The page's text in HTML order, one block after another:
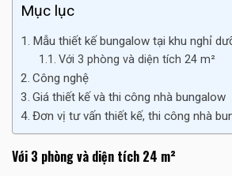
Mục lục
Mẫu thiết kế bungalow tại khu nghỉ
Với 3 phòng và diện tích 24 m²
Công nghệ
Giá thiết kế và thi công nhà bungalow
Đơn vị tư vấn thiết kế, thi công nhà
Với 3 phòng và diện tích 24 m²